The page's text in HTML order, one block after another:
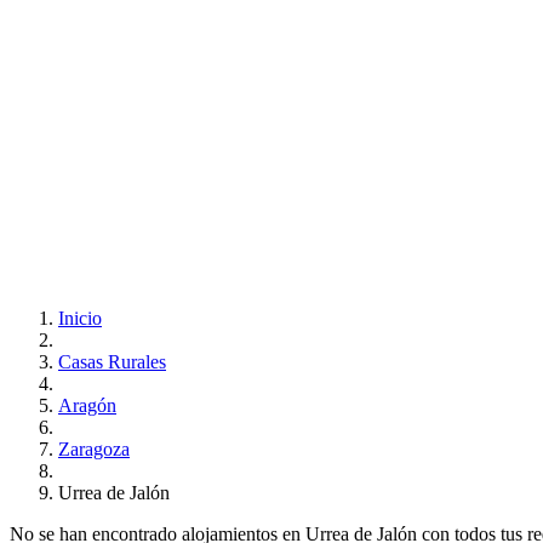
Inicio
Casas Rurales
Aragón
Zaragoza
Urrea de Jalón
No se han encontrado alojamientos en Urrea de Jalón con todos tus